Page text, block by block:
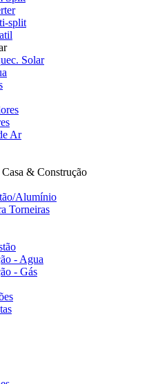
split
Solar
Ar
Casa & Construção
Alumínio
Torneiras
- Agua
- Gás